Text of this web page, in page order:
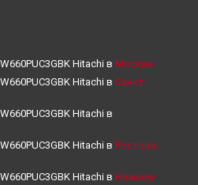
Hitachi в Москве
Hitachi в Санкт-
Hitachi в
Hitachi в Ростове-
Hitachi в Нижнем